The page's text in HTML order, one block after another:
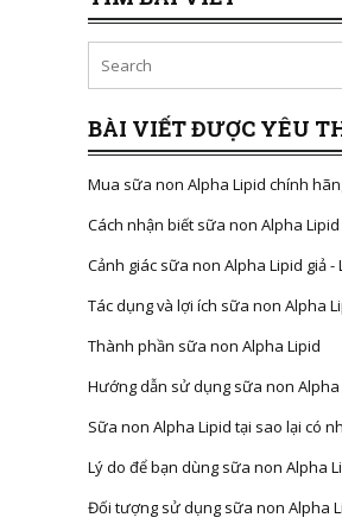
BÀI VIẾT ĐƯỢC YÊU
Mua sữa non Alpha Lipid chính
Cách nhận biết sữa non Alpha
Cảnh giác sữa non Alpha Lipid giả -
Tác dụng và lợi ích sữa non Alpha
Thành phần sữa non Alpha Lipid
Hướng dẫn sử dụng sữa non Alpha
Sữa non Alpha Lipid tại sao lại có
Lý do để bạn dùng sữa non Alpha
Đối tượng sử dụng sữa non Alpha